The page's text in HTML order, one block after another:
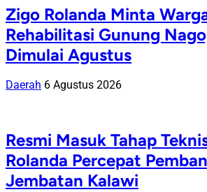
Zigo Rolanda Minta
Rehabilitasi Gunung
Dimulai Agustus
Daerah 6 Agustus 2026
Resmi Masuk Tahap
Rolanda Percepat
Jembatan Kalawi